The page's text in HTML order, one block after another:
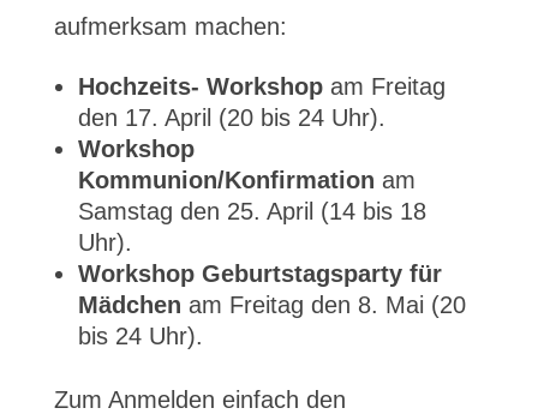
aufmerksam machen:
Hochzeits- Workshopam Freitag
den 17. April (20 bis 24 Uhr).
Workshop
Kommunion/Konfirmation am
Samstag den 25. April (14 bis 18
Uhr).
Workshop Geburtstagsparty für
Mädchen am Freitag den 8. Mai (20
bis 24 Uhr).
Zum Anmelden einfach den